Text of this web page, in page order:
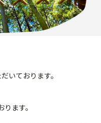
いております。
ます。